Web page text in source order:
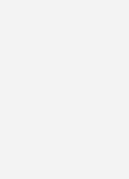
Juni)